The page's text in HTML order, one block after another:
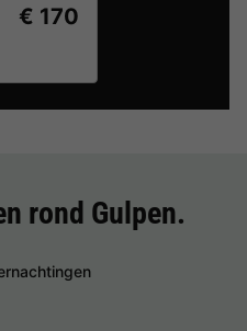
€ 170
rond Gulpen.